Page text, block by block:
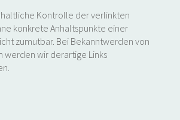
Kontrolle der verlinkten
konkrete Anhaltspunkte einer
zumutbar. Bei Bekanntwerden von
werden wir derartige Links